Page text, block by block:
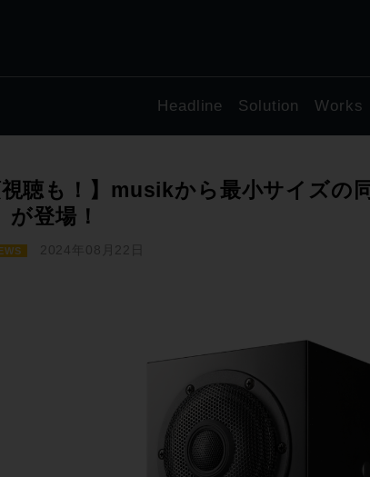
Headline Solution Works
視聴も！】musikから最小サイズの
が登場！
2024年08月22日